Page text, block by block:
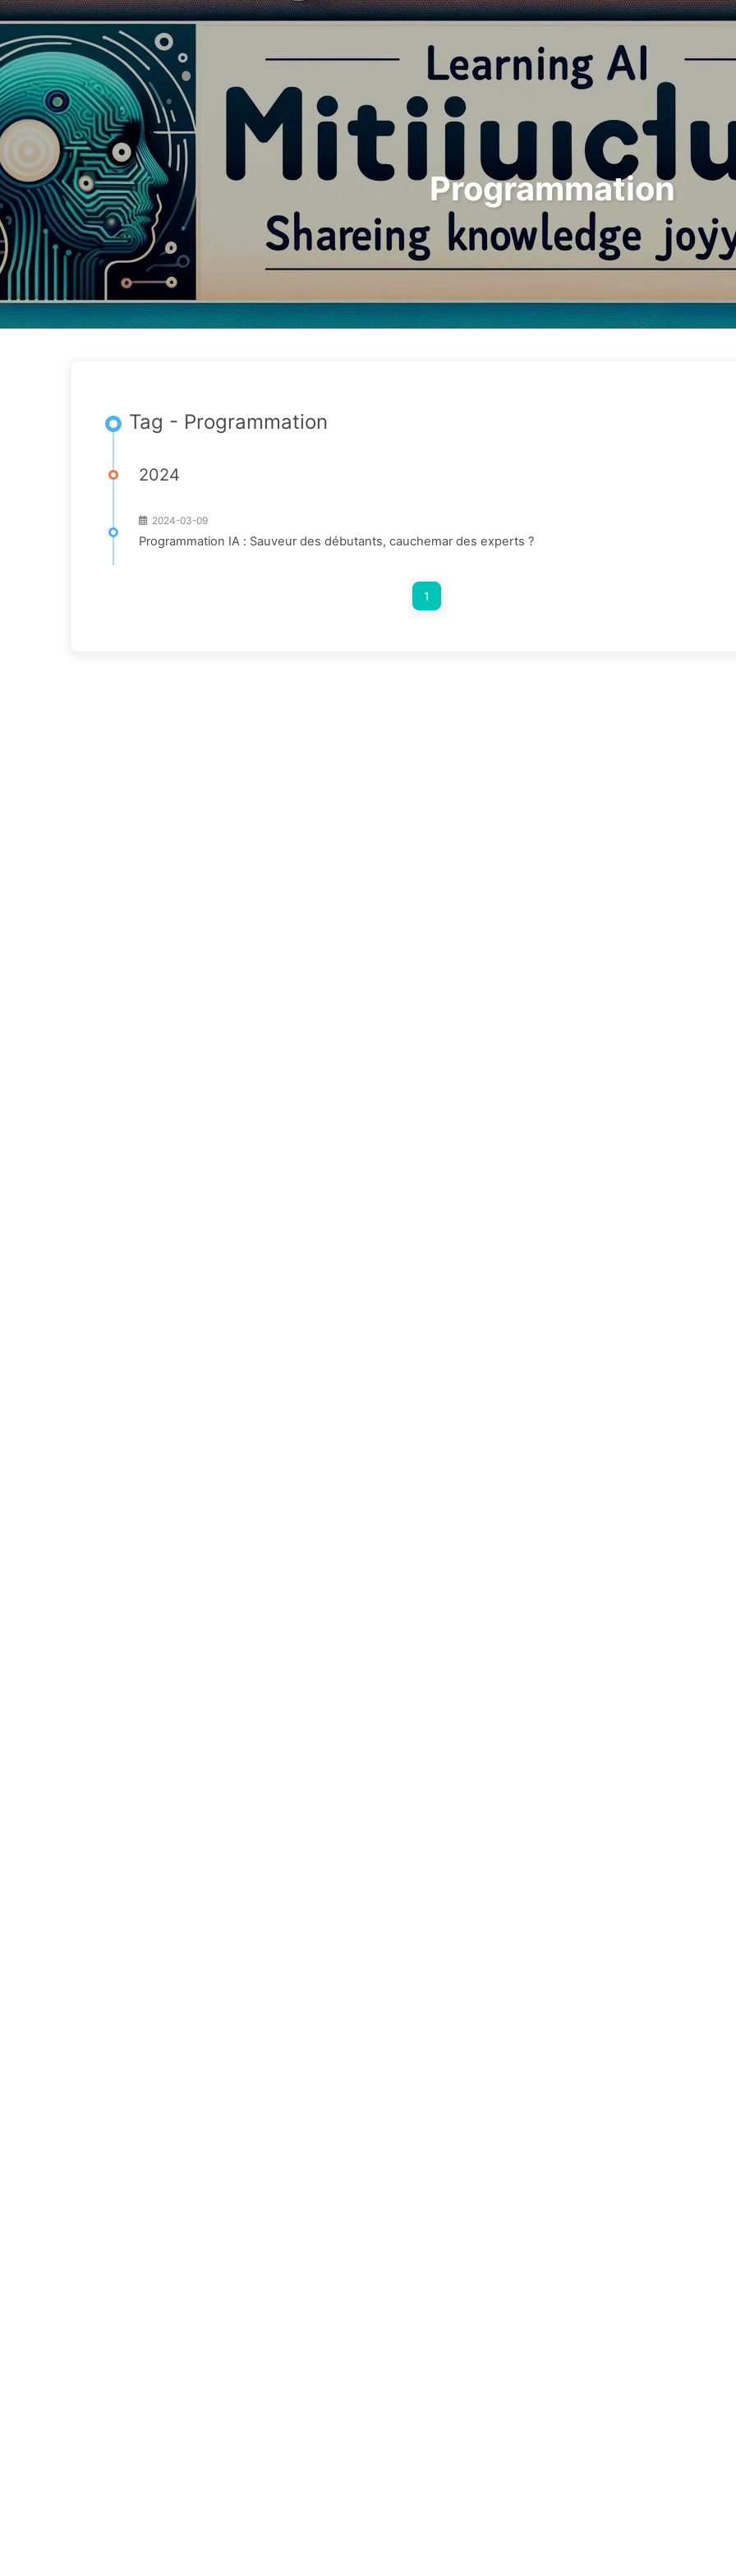
Le Chemin vers la Transformation par l'IA Rechercher Accueil Archives
Programmation
Tag - Programmation
2024
2024-03-09
Programmation IA : Sauveur des débutants, cauchemar des experts ?
1